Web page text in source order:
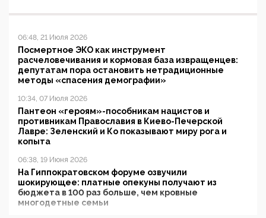
06:48, 21 Июля 2026
Посмертное ЭКО как инструмент
расчеловечивания и кормовая база извращенцев:
депутатам пора остановить нетрадиционные
методы «спасения демографии»
10:34, 07 Июля 2026
Пантеон «героям»-пособникам нацистов и
противникам Православия в Киево-Печерской
Лавре: Зеленский и Ко показывают миру рога и
копыта
06:38, 19 Июня 2026
На Гиппократовском форуме озвучили
шокирующее: платные опекуны получают из
бюджета в 100 раз больше, чем кровные
многодетные семьи